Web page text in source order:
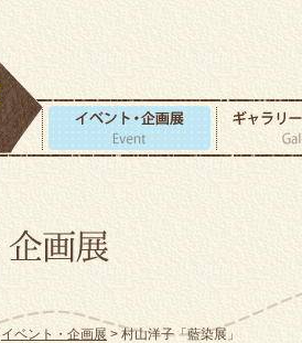
イベント・企画展> 村山洋子「藍染展」